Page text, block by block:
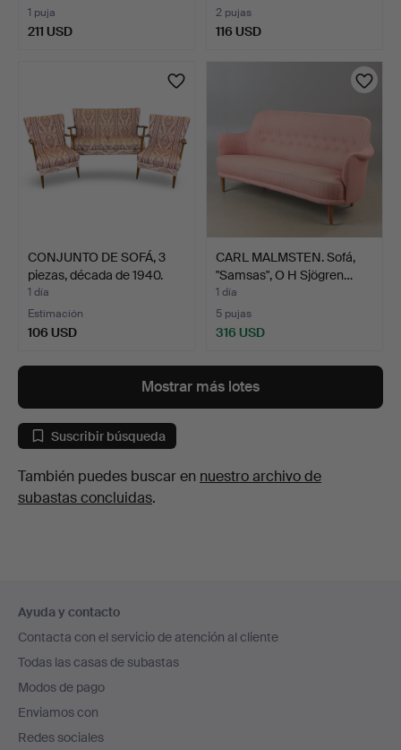
1 puja
211 USD
2 pujas
116 USD
CONJUNTO DE SOFÁ, 3
piezas, década de 1940.
1 día
Estimación
106 USD
CARL MALMSTEN. Sofá,
"Samsas", O H Sjögren…
1 día
5 pujas
316 USD
Mostrar más lotes
Suscribir búsqueda
También puedes buscar en nuestro archivo de
subastas concluidas.
en
el
pie
de
página
Ayuda y contacto
Contacta con el servicio de atención al cliente
Todas las casas de subastas
Modos de pago
Enviamos con
Redes sociales